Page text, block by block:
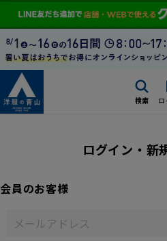
検索
ログイン・新
会員のお客様